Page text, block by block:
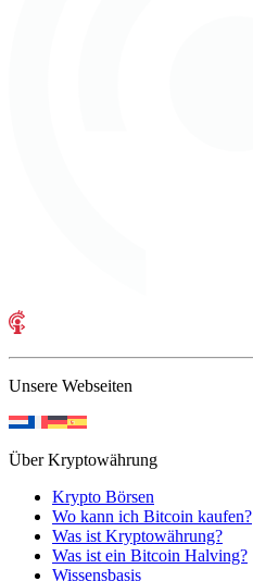
Unsere Webseiten
Über Kryptowährung
Krypto Börsen
Wo kann ich Bitcoin kaufen?
Was ist Kryptowährung?
Was ist ein Bitcoin Halving?
Wissensbasis